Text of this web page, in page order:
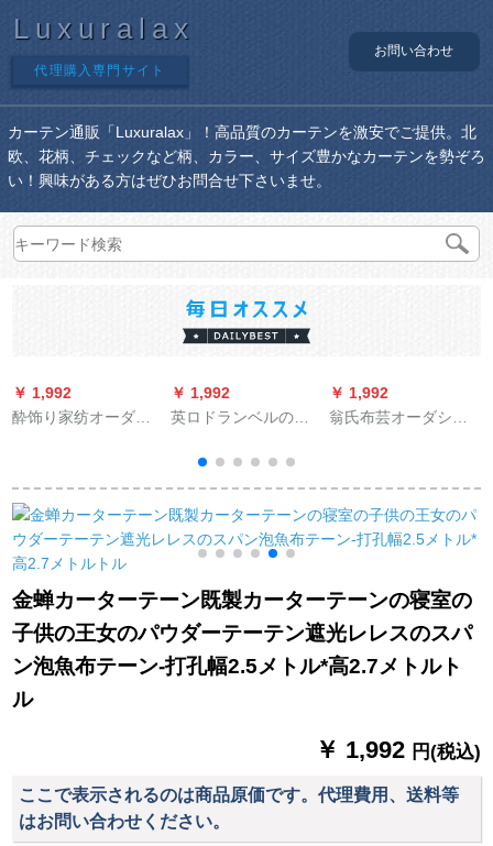
Luxuralax
代理購入専門サイト
お問い合わせ
カーテン通販「Luxuralax」！高品質のカーテンを激安でご提供。北
欧、花柄、チェックなど柄、カラー、サイズ豊かなカーテンを勢ぞろ
い！興味がある方はぜひお問合せ下さいませ。
￥ 1,992
酔饰り家纺オーダン
室ベロダ断热カータ
ーテーテ-ン厚い手布
家居リングビン桃の
花2枚*2.7高フルピニ
ング1枚
￥ 1,992
英ロドランベルの上
ル神器を敷いて、环
境に优しい通気性ピ
ン0.9枚のベトドの
1.5高3枚をプリウス
します。
￥ 1,992
翁氏布芸オーダシリ
ン遮光寝室リビアン
供部屋既制カーター
ターテータ田園小星
青い星-打孔デカン(送
孔リング)幅2.0*高1.8
枚
金蝉カーターテーン既製カーターテーンの寝室の
子供の王女のパウダーテーテン遮光レレスのスパ
ン泡魚布テーン-打孔幅2.5メトル*高2.7メトルト
ル
￥ 1,992 円(税込)
ここで表示されるのは商品原価です。代理費用、送料等
はお問い合わせください。